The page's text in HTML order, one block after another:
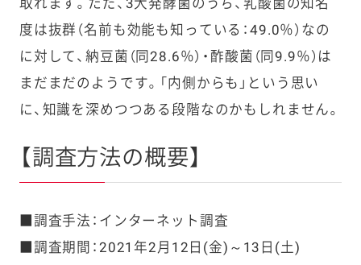
取れます。ただ、3大発酵菌のうち、乳酸菌の知名
度は抜群（名前も効能も知っている：49.0％）なの
に対して、納豆菌（同28.6％）・酢酸菌（同9.9％）は
まだまだのようです。「内側からも」という思い
に、知識を深めつつある段階なのかもしれません。
【調査方法の概要】
■調査手法：インターネット調査
■調査期間：2021年2月12日(金)～13日(土)